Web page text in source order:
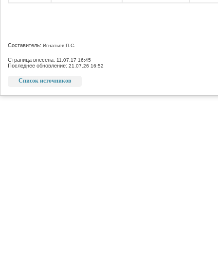
Составитель: Игнатьев П.С.
Страница внесена: 11.07.17 16:45
Последнее обновление: 21.07.26 16:52
Список источников